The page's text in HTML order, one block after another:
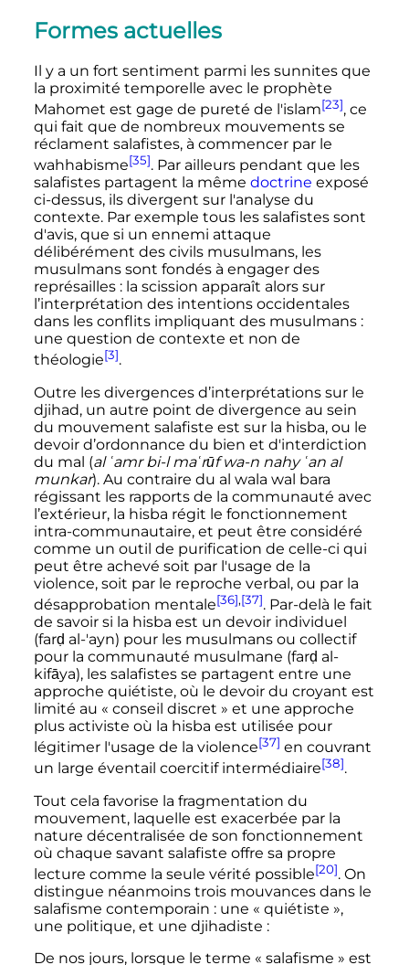
Formes actuelles
Il y a un fort sentiment parmi les sunnites que
la proximité temporelle avec le prophète
Mahomet est gage de pureté de l'islam[23], ce
qui fait que de nombreux mouvements se
réclament salafistes, à commencer par le
wahhabisme[35]. Par ailleurs pendant que les
salafistes partagent la même doctrine exposé
ci-dessus, ils divergent sur l'analyse du
contexte. Par exemple tous les salafistes sont
d'avis, que si un ennemi attaque
délibérément des civils musulmans, les
musulmans sont fondés à engager des
représailles : la scission apparaît alors sur
l’interprétation des intentions occidentales
dans les conflits impliquant des musulmans :
une question de contexte et non de
théologie[3].
Outre les divergences d’interprétations sur le
djihad, un autre point de divergence au sein
du mouvement salafiste est sur la hisba, ou le
devoir d’ordonnance du bien et d'interdiction
du mal (al ʿamr bi-l maʿrūf wa-n nahy ʿan al
munkar). Au contraire du al wala wal bara
régissant les rapports de la communauté avec
l’extérieur, la hisba régit le fonctionnement
intra-communautaire, et peut être considéré
comme un outil de purification de celle-ci qui
peut être achevé soit par l'usage de la
violence, soit par le reproche verbal, ou par la
désapprobation mentale[36],[37]. Par-delà le fait
de savoir si la hisba est un devoir individuel
(farḍ al-'ayn) pour les musulmans ou collectif
pour la communauté musulmane (farḍ al-
kifāya), les salafistes se partagent entre une
approche quiétiste, où le devoir du croyant est
limité au « conseil discret » et une approche
plus activiste où la hisba est utilisée pour
légitimer l'usage de la violence[37] en couvrant
un large éventail coercitif intermédiaire[38].
Tout cela favorise la fragmentation du
mouvement, laquelle est exacerbée par la
nature décentralisée de son fonctionnement
où chaque savant salafiste offre sa propre
lecture comme la seule vérité possible[20]. On
distingue néanmoins trois mouvances dans le
salafisme contemporain : une « quiétiste »,
une politique, et une djihadiste :
De nos jours, lorsque le terme « salafisme » est